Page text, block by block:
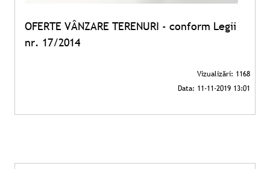
OFERTE VÂNZARE TERENURI - conform Legii
nr. 17/2014